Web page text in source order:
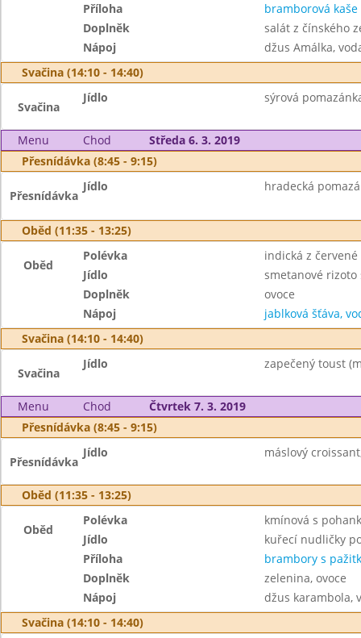
Příloha
bramborová kaše
Doplněk
salát z čínského
Nápoj
džus Amálka,
Svačina (14:10 - 14:40)
Svačina
Jídlo sýrová
Menu Chod
Středa 6. 3. 2019
Přesnídávka (8:45 - 9:15)
Přesnídávka
Jídlo hradecká
Oběd (11:35 - 13:25)
Oběd
Polévka
indická z červené
Jídlo
smetanové rizoto
Doplněk
ovoce
Nápoj
jablková šťáva,
Svačina (14:10 - 14:40)
Svačina
Jídlo zapečený toust
Menu Chod
Čtvrtek 7. 3. 2019
Přesnídávka (8:45 - 9:15)
Přesnídávka
Jídlo máslový
Oběd (11:35 - 13:25)
Oběd
Polévka
kmínová s
Jídlo
kuřecí nudličky
Příloha
brambory s
Doplněk
zelenina, ovoce
Nápoj
džus karambola,
Svačina (14:10 - 14:40)